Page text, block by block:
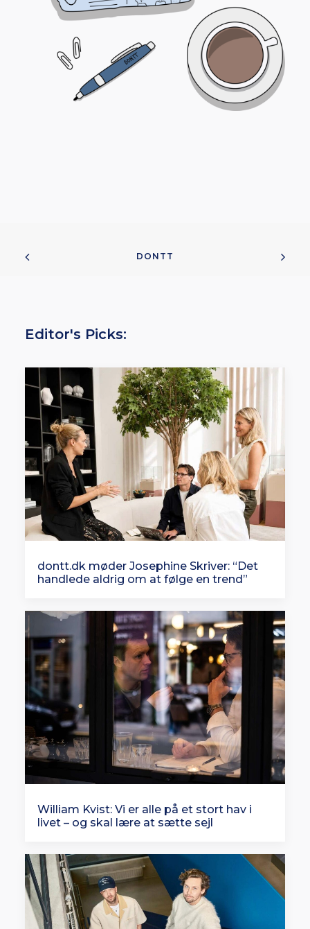
DONTT
Editor's Picks:
dontt.dk møder Josephine Skriver: “Det
handlede aldrig om at følge en trend”
William Kvist: Vi er alle på et stort hav i
livet – og skal lære at sætte sejl